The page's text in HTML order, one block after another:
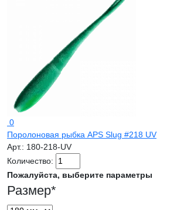
0
Поролоновая рыбка APS Slug #218 UV
Арт.: 180-218-UV
Количество:
Пожалуйста, выберите параметры
Размер*